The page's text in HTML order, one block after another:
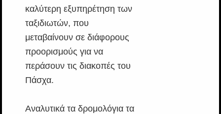
καλύτερη εξυπηρέτηση των
ταξιδιωτών, που
μεταβαίνουν σε διάφορους
προορισμούς για να
περάσουν τις διακοπές του
Πάσχα.
Αναλυτικά τα δρομολόγια τα